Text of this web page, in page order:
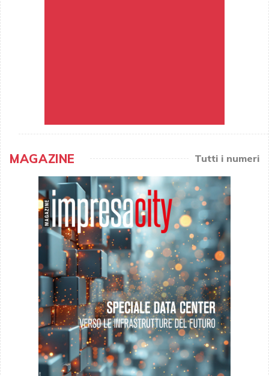
MAGAZINE Tutti i numeri